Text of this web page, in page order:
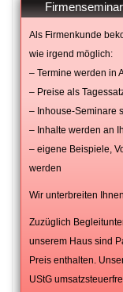
Firmenseminar
Als Firmenkunde
wie irgend möglich:
– Termine werden in
– Preise als
– Inhouse-Seminare
– Inhalte werden an
– eigene Beispiele,
werden
Wir unterbreiten
Zuzüglich
unserem Haus sind
Preis enthalten.
UStG